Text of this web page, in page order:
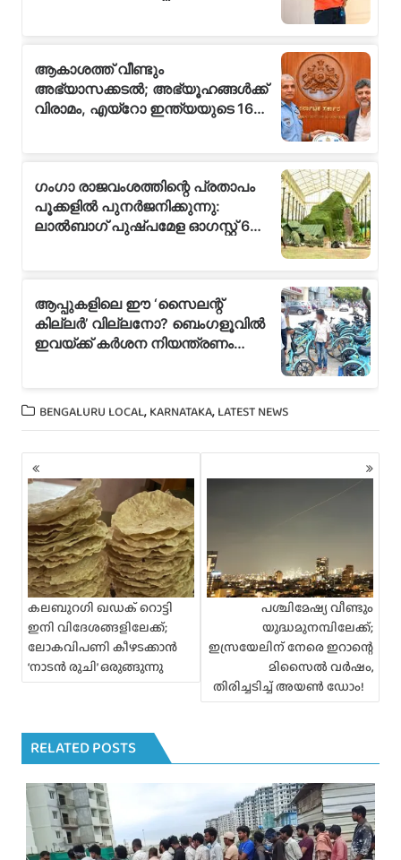
BENGALURU LOCAL, KARNATAKA, LATEST NEWS
P
o
s
t
s
n
a
v
g
a
t
i
കലബുറഗി ഖഡക് റൊട്ടി
ഇനി വിദേശങ്ങളിലേക്ക്;
ലോകവിപണി കീഴടക്കാൻ
‘നാടൻ രുചി’ ഒരുങ്ങുന്നു
പശ്ചിമേഷ്യ വീണ്ടും
യുദ്ധമുനമ്പിലേക്ക്;
ഇസ്രയേലിന് നേരെ ഇറാന്റെ
മിസൈൽ വർഷം,
തിരിച്ചടിച്ച് അയൺ ഡോം!
RELATED POSTS